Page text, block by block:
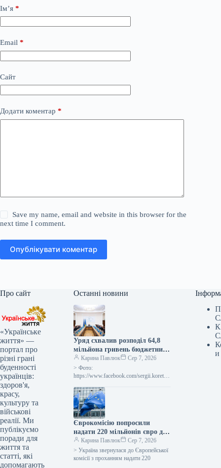
Ім’я *
Email *
Сайт
Додати коментар *
Save my name, email and website in this browser for the
next time I comment.
Опублікувати коментар
Про сайт
«Українське
життя» —
портал про
різні грані
буденності
українців:
здоров'я,
красу,
культуру та
військові
реалії. Ми
публікуємо
поради для
життя та
статті, які
допомагають
Останні новини
Уряд схвалив розподіл 64,8
мільйона гривень бюджетних
коштів для відновлення та
ліквідації наслідків бойових
дій.
Карина Павлюк
Сер 7, 2026
> Фото:
https://www.facebook.com/sergii.koretsk
виділення коштів, закладених у
державному бюджеті на 20
Єврокомісію попросили
надати 220 мільйонів євро для
допомоги українським
аграріям у зв’язку з
блокуванням портів.
Карина Павлюк
Сер 7, 2026
> Україна звернулася до Європейської
комісії з проханням надати 220
и